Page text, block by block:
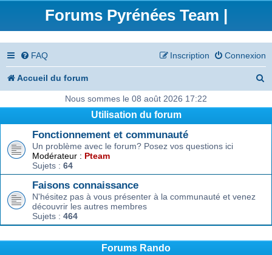
Forums Pyrénées Team |
FAQ Connexion
Inscription
Accueil du forum
e
Nous sommes le 08 août 2026 17:22
Utilisation du forum
Fonctionnement et communauté
Un problème avec le forum? Posez vos questions ici
Modérateur : Pteam
Sujets : 64
Faisons connaissance
N'hésitez pas à vous présenter à la communauté et venez
découvrir les autres membres
Sujets : 464
Forums Rando